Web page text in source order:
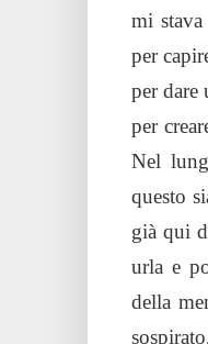
mi
per
per dare
per
Nel
questo
già qui
urla e
della